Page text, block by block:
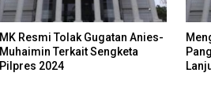
MK Resmi Tolak Gugatan Anies-
Muhaimin Terkait Sengketa
Pilpres 2024